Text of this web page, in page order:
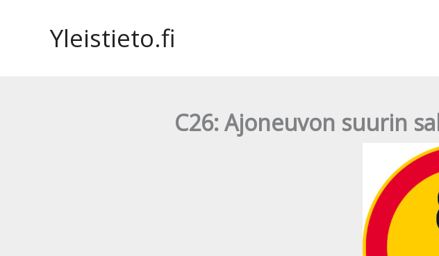
Yleistieto.fi
C26: Ajoneuvon suurin